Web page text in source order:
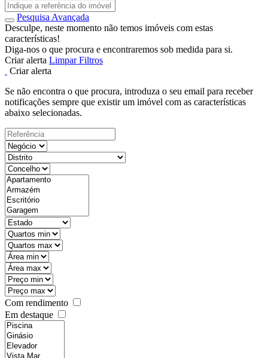
Pesquisa Avançada
Desculpe, neste momento não temos imóveis com estas
características!
Diga-nos o que procura e encontraremos sob medida para si.
Criar alerta Limpar Filtros
Criar alerta
Se não encontra o que procura, introduza o seu email para receber
notificações sempre que existir um imóvel com as características
abaixo selecionadas.
Com rendimento
Em destaque